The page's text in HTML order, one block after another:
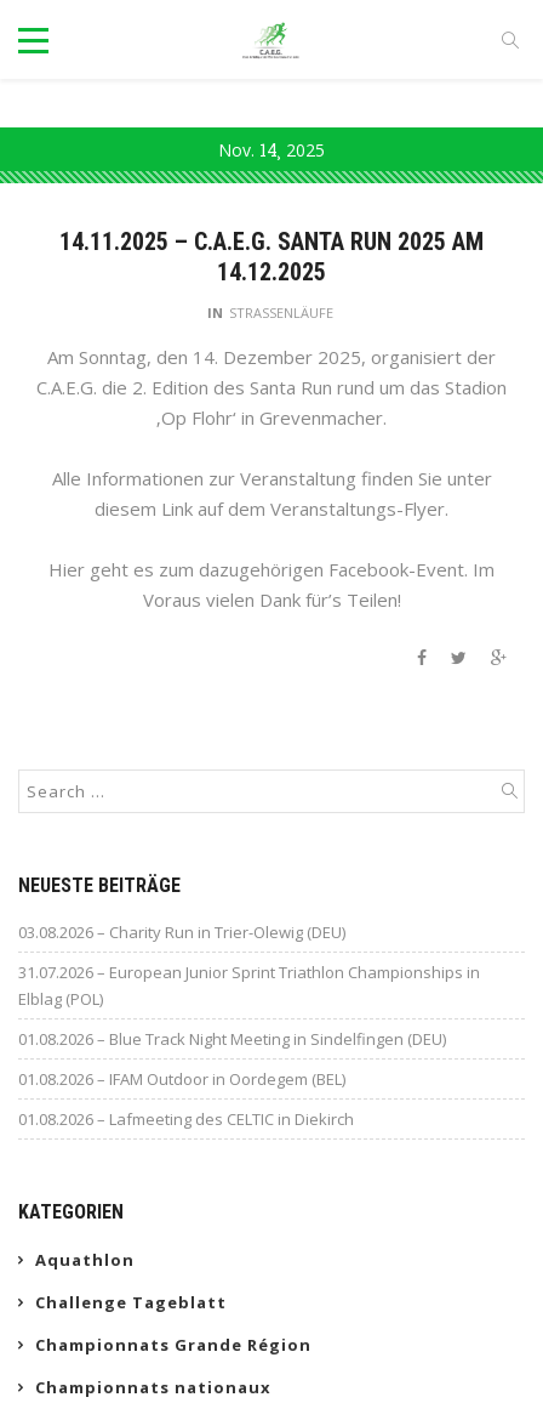
Nov. 14 2025
14.11.2025 – C.A.E.G. SANTA RUN 2025 AM
14.12.2025
IN STRASSENLÄUFE
Am Sonntag, den 14. Dezember 2025, organisiert der
C.A.E.G. die 2. Edition des Santa Run rund um das Stadion
‚Op Flohr‘ in Grevenmacher.
Alle Informationen zur Veranstaltung finden Sie unter
diesem Link auf dem Veranstaltungs-Flyer.
Hier geht es zum dazugehörigen Facebook-Event. Im
Voraus vielen Dank für’s Teilen!
NEUESTE BEITRÄGE
03.08.2026 – Charity Run in Trier-Olewig (DEU)
31.07.2026 – European Junior Sprint Triathlon Championships in
Elblag (POL)
01.08.2026 – Blue Track Night Meeting in Sindelfingen (DEU)
01.08.2026 – IFAM Outdoor in Oordegem (BEL)
01.08.2026 – Lafmeeting des CELTIC in Diekirch
KATEGORIEN
Aquathlon
Challenge Tageblatt
Championnats Grande Région
Championnats nationaux